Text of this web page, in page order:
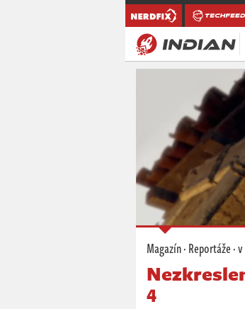
Magazín·Reportáže·
4